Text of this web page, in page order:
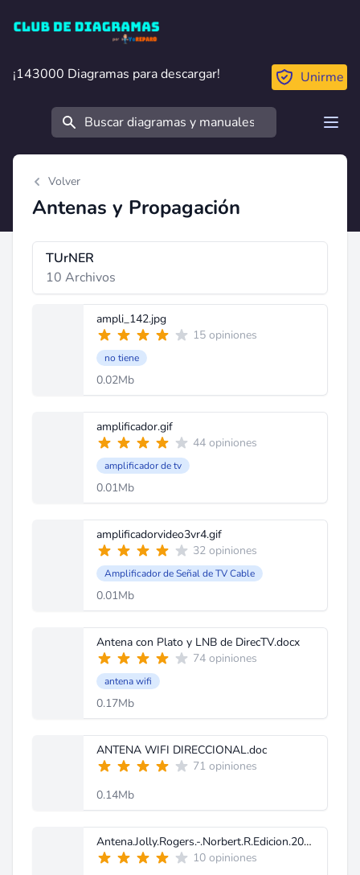
Club de Diagramas
¡143000 Diagramas para descargar!
¡143000 Diagramas para descargar! Unirme
Buscar
Volver
Antenas y Propagación
TUrNER
10 Archivos
ampli_142.jpg
15 opiniones
no tiene
0.02Mb
amplificador.gif
44 opiniones
amplificador de tv
0.01Mb
amplificadorvideo3vr4.gif
32 opiniones
Amplificador de Señal de TV Cable
0.01Mb
Antena con Plato y LNB de DirecTV.docx
74 opiniones
antena wifi
0.17Mb
ANTENA WIFI DIRECCIONAL.doc
71 opiniones
0.14Mb
Antena.Jolly.Rogers.-.Norbert.R.Edicion.2008.pdf
10 opiniones